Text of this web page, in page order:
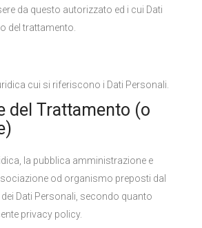
da questo autorizzato ed i cui Dati
del trattamento.
cui si riferiscono i Dati Personali.
del Trattamento (o
la pubblica amministrazione e
od organismo preposti dal
Dati Personali, secondo quanto
privacy policy.